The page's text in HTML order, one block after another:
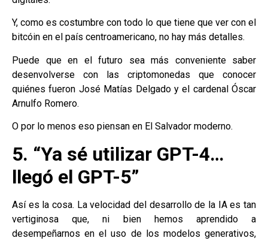
Y, como es costumbre con todo lo que tiene que ver con el
bitcóin en el país centroamericano, no hay más detalles.
Puede que en el futuro sea más conveniente saber
desenvolverse con las criptomonedas que conocer
quiénes fueron José Matías Delgado y el cardenal Óscar
Arnulfo Romero.
O por lo menos eso piensan en El Salvador moderno.
5. “Ya sé utilizar GPT-4…
llegó el GPT-5”
Así es la cosa. La velocidad del desarrollo de la IA es tan
vertiginosa que, ni bien hemos aprendido a
desempeñarnos en el uso de los modelos generativos,